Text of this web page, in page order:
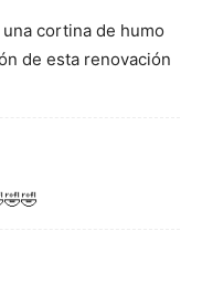
cortina de humo
de esta renovación